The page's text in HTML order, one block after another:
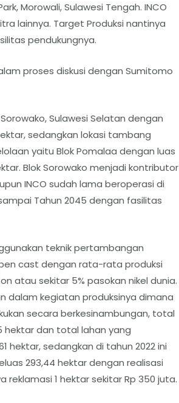
Morowali, Sulawesi Tengah. INCO
lainnya. Target Produksi nantinya
pendukungnya.
proses diskusi dengan Sumitomo
Sulawesi Selatan dengan
sedangkan lokasi tambang
yaitu Blok Pomalaa dengan luas
Blok Sorowako menjadi kontributor
INCO sudah lama beroperasi di
Tahun 2045 dengan fasilitas
teknik pertambangan
cast dengan rata-rata produksi
atau sekitar 5% pasokan nikel dunia.
dalam kegiatan produksinya dimana
secara berkesinambungan, total
hektar dan total lahan yang
hektar, sedangkan di tahun 2022 ini
293,44 hektar dengan realisasi
reklamasi 1 hektar sekitar Rp 350 juta.